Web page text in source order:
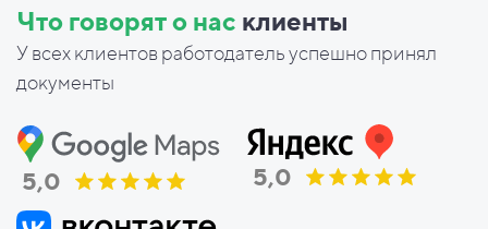
Что говорят о нас клиенты
У всех клиентов работодатель успешно принял
документы
5,0 5,0